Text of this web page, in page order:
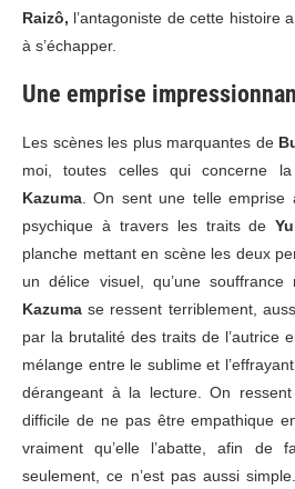
Raizô, l’antagoniste de cette histoire
à s’échapper.
Une emprise
Les scènes les plus marquantes de
moi, toutes celles qui concerne
Kazuma . On sent une telle
psychique à travers les traits de
planche mettant en scène les deux
un délice visuel, qu’une
Kazuma se ressent terriblement,
par la brutalité des traits de l’autrice
mélange entre le sublime et
dérangeant à la lecture. On
difficile de ne pas être empathique
vraiment qu’elle l’abatte, afin de
seulement, ce n’est pas aussi simple.